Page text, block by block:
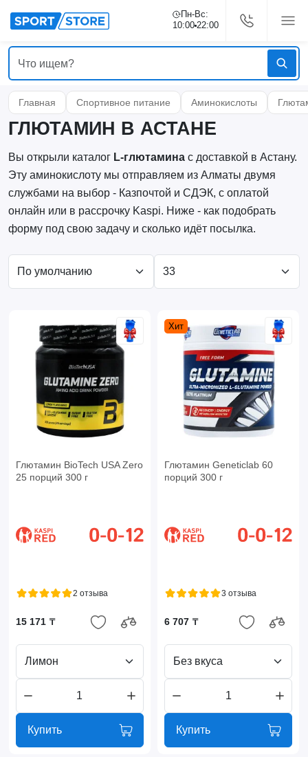
Пн-Вс:
10:00 22:00
Главная Спортивное питание Аминокислоты
ГЛЮТАМИН В АСТАНЕ
Вы открыли каталог L-глютаминас доставкой в Астану.
Эту аминокислоту мы отправляем из Алматы двумя
службами на выбор - Казпочтой и СДЭК, с оплатой
онлайн или в рассрочку Kaspi. Ниже - как подобрать
форму под свою задачу и сколько идёт посылка.
Глютамин BioTech USA Zero
25 порций 300 г
2 отзыва
15 171 ₸
Лимон
Купить
Хит
Глютамин Geneticlab 60
порций 300 г
3 отзыва
6 707 ₸
Без вкуса
Купить